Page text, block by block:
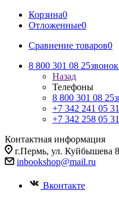
Корзина0
Отложенные0
Сравнение товаров0
8 800 301 08 25
Назад
Телефоны
8 800 301 08 25
+7 342 241 05 31
+7 342 258 05 31
Контактная информация
г.Пермь, ул. Куйбышева
inbookshop@mail.ru
Вконтакте